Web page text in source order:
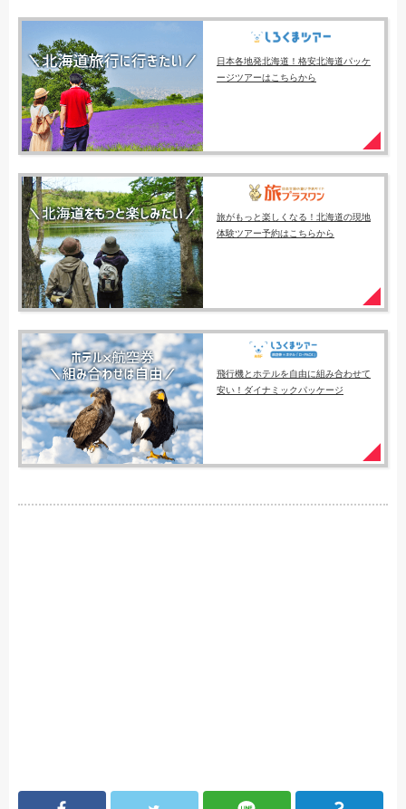
日本各地発北海道！格安北海道パッケ
ージツアーはこちらから
旅がもっと楽しくなる！北海道の現地
体験ツアー予約はこちらから
飛行機とホテルを自由に組み合わせて
安い！ダイナミックパッケージ